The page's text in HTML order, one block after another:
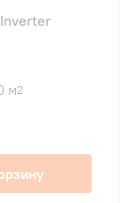
Inverter
м2